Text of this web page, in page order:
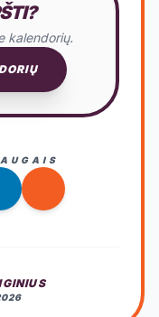
kalendorių.